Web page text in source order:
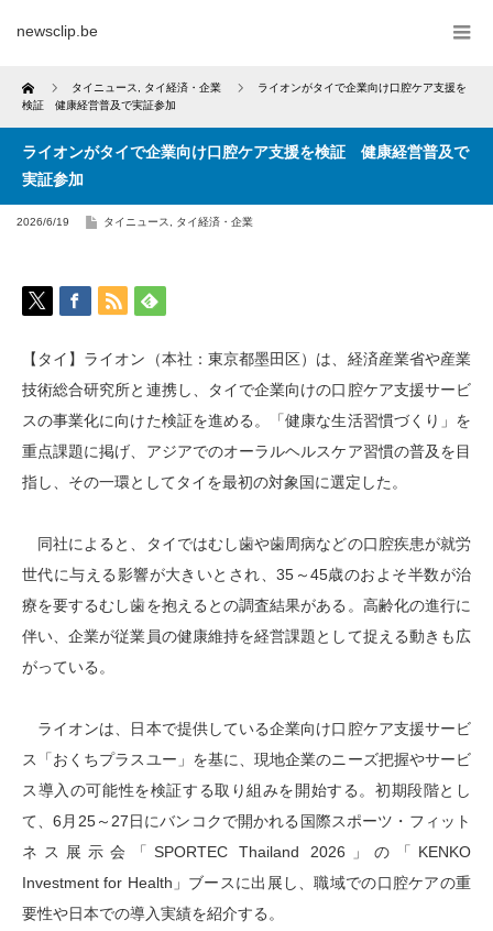
newsclip.be
Home タイニュース タイ経済・企業
ライオンがタイで企業向け口腔ケア支援を
検証 健康経営普及で実証参加
ライオンがタイで企業向け口腔ケア支援を検証 健康経営普及で
実証参加
2026/6/19 タイニュース タイ経済・企業
【タイ】ライオン（本社：東京都墨田区）は、経済産業省や産業
技術総合研究所と連携し、タイで企業向けの口腔ケア支援サービ
スの事業化に向けた検証を進める。「健康な生活習慣づくり」を
重点課題に掲げ、アジアでのオーラルヘルスケア習慣の普及を目
指し、その一環としてタイを最初の対象国に選定した。
同社によると、タイではむし歯や歯周病などの口腔疾患が就労
世代に与える影響が大きいとされ、35～45歳のおよそ半数が治
療を要するむし歯を抱えるとの調査結果がある。高齢化の進行に
伴い、企業が従業員の健康維持を経営課題として捉える動きも広
がっている。
ライオンは、日本で提供している企業向け口腔ケア支援サービ
ス「おくちプラスユー」を基に、現地企業のニーズ把握やサービ
ス導入の可能性を検証する取り組みを開始する。初期段階とし
て、6月25～27日にバンコクで開かれる国際スポーツ・フィット
ネス展示会「SPORTEC Thailand 2026」の「KENKO
Investment for Health」ブースに出展し、職域での口腔ケアの重
要性や日本での導入実績を紹介する。